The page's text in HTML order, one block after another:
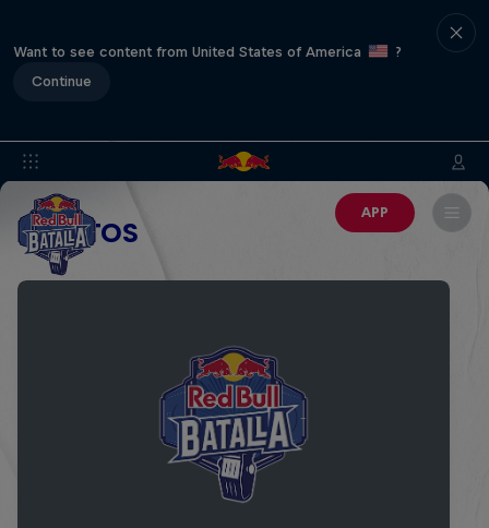
Want to see content from United States of America
?
Continue
APP
EVENTOS